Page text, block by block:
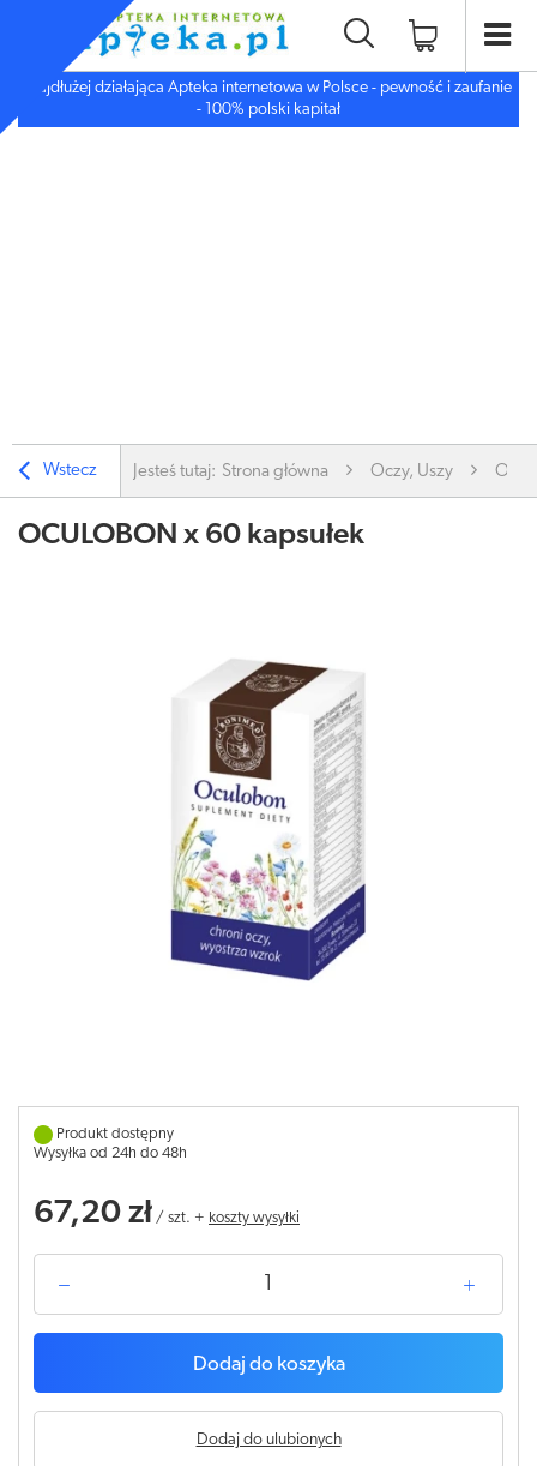
Najdłużej działająca Apteka internetowa w Polsce - pewność i zaufanie
- 100% polski kapitał
Wstecz Jesteś tutaj: Strona główna Oczy, Uszy Oczy
OCULOBON x 60 kapsułek
Produkt dostępny
Wysyłka od 24h do 48h
67,20 zł / szt. + koszty wysyłki
Dodaj do koszyka
Dodaj do ulubionych